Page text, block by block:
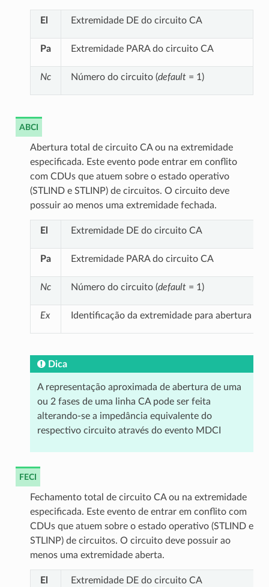
El Extremidade DE do circuito CA
Pa Extremidade PARA do circuito CA
Nc Número do circuito (default= 1)
ABCI
Abertura total de circuito CA ou na extremidade
especificada. Este evento pode entrar em conflito
com CDUs que atuem sobre o estado operativo
(STLIND e STLINP) de circuitos. O circuito deve
possuir ao menos uma extremidade fechada.
El Extremidade DE do circuito CA
Pa Extremidade PARA do circuito CA
Nc Número do circuito (default= 1)
Ex Identificação da extremidade para abertura
Dica
A representação aproximada de abertura de uma
ou 2 fases de uma linha CA pode ser feita
alterando-se a impedância equivalente do
respectivo circuito através do evento MDCI
FECI
Fechamento total de circuito CA ou na extremidade
especificada. Este evento de entrar em conflito com
CDUs que atuem sobre o estado operativo (STLIND e
STLINP) de circuitos. O circuito deve possuir ao
menos uma extremidade aberta.
El Extremidade DE do circuito CA